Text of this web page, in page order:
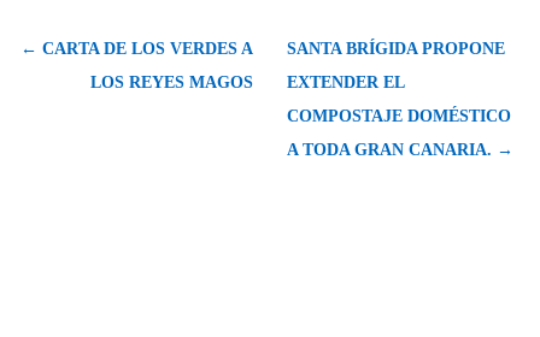
← CARTA DE LOS VERDES A
LOS REYES MAGOS
SANTA BRÍGIDA PROPONE
EXTENDER EL
COMPOSTAJE DOMÉSTICO
A TODA GRAN CANARIA. →